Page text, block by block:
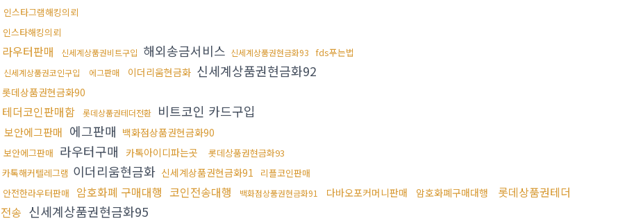
인스타그램해킹의뢰
인스타해킹의뢰
라우터판매 신세계상품권비트구입 해외송금서비스 신세계상품권현금화93 fds푸는법
신세계상품권코인구입 에그판매 이더리움현금화 신세계상품권현금화92
롯데상품권현금화90
테더코인판매함 롯데상품권테더전환 비트코인 카드구입
보안에그판매 에그판매 백화점상품권현금화90
보안에그판매 라우터구매 카톡아이디파는곳
롯데상품권현금화93
카톡해커텔레그램 이더리움현금화 신세계상품권현금화91
리플코인판매
안전한라우터판매
암호화폐 구매대행 코인전송대행 백화점상품권현금화91 다바오포커머니판매 암호화폐구매대행
롯데상품권테더
전송 신세계상품권현금화95